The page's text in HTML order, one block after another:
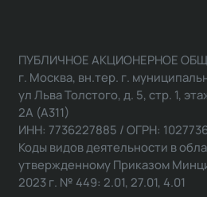
ПУБЛИЧНОЕ АКЦИОНЕРНОЕ
г. Москва, вн.тер. г.
ул Льва Толстого, д. 5, стр. 1,
2А (А311)
ИНН: 7736227885 / ОГРН:
Коды видов деятельности в
утвержденному Приказом
2023 г. № 449: 2.01, 27.01, 4.01